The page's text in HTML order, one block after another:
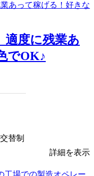
適度に残業あ
でOK♪
替制
詳細を表示